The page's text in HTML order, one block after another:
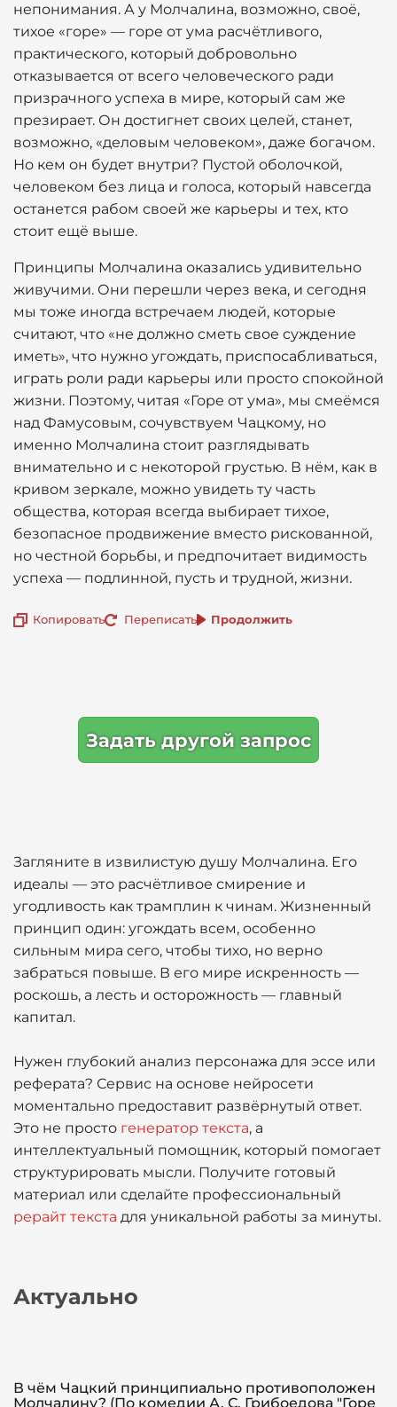
непонимания. А у Молчалина, возможно, своё,
тихое «горе» — горе от ума расчётливого,
практического, который добровольно
отказывается от всего человеческого ради
призрачного успеха в мире, который сам же
презирает. Он достигнет своих целей, станет,
возможно, «деловым человеком», даже богачом.
Но кем он будет внутри? Пустой оболочкой,
человеком без лица и голоса, который навсегда
останется рабом своей же карьеры и тех, кто
стоит ещё выше.
Принципы Молчалина оказались удивительно
живучими. Они перешли через века, и сегодня
мы тоже иногда встречаем людей, которые
считают, что «не должно сметь свое суждение
иметь», что нужно угождать, приспосабливаться,
играть роли ради карьеры или просто спокойной
жизни. Поэтому, читая «Горе от ума», мы смеёмся
над Фамусовым, сочувствуем Чацкому, но
именно Молчалина стоит разглядывать
внимательно и с некоторой грустью. В нём, как в
кривом зеркале, можно увидеть ту часть
общества, которая всегда выбирает тихое,
безопасное продвижение вместо рискованной,
но честной борьбы, и предпочитает видимость
успеха — подлинной, пусть и трудной, жизни.
Копировать Переписать Продолжить
Задать другой запрос
Загляните в извилистую душу Молчалина. Его
идеалы — это расчётливое смирение и
угодливость как трамплин к чинам. Жизненный
принцип один: угождать всем, особенно
сильным мира сего, чтобы тихо, но верно
забраться повыше. В его мире искренность —
роскошь, а лесть и осторожность — главный
капитал.
Нужен глубокий анализ персонажа для эссе или
реферата? Сервис на основе нейросети
моментально предоставит развёрнутый ответ.
Это не просто генератор текста, а
интеллектуальный помощник, который помогает
структурировать мысли. Получите готовый
материал или сделайте профессиональный
рерайт текста для уникальной работы за минуты.
Актуально
В чём Чацкий принципиально противоположен
Молчалину? (По комедии А. С. Грибоедова "Горе